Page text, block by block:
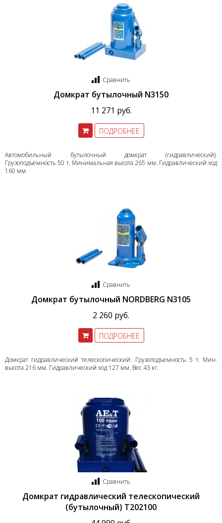
Сравнить
Домкрат бутылочный N3150
11 271 руб.
ПОДРОБНЕЕ
Автомобильный бутылочный домкрат (гидравлический).
Грузоподъемность 50 т. Минимальная высота 265 мм. Гидравлический ход
160 мм.
Сравнить
Домкрат бутылочный NORDBERG N3105
2 260 руб.
ПОДРОБНЕЕ
Домкрат гидравлический телескопический. Грузоподъемность 5 т. Мин.
высота 216 мм. Гидравлический ход 127 мм. Вес 43 кг.
Сравнить
Домкрат гидравлический телескопический
(бутылочный) T202100